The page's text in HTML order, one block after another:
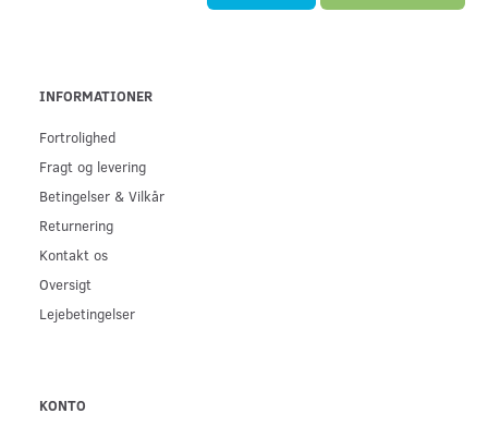
INFORMATIONER
Fortrolighed
Fragt og levering
Betingelser & Vilkår
Returnering
Kontakt os
Oversigt
Lejebetingelser
KONTO